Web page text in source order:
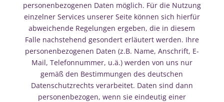
personenbezogenen Daten möglich. Für die Nutzung
einzelner Services unserer Seite können sich hierfür
abweichende Regelungen ergeben, die in diesem
Falle nachstehend gesondert erläutert werden. Ihre
personenbezogenen Daten (z.B. Name, Anschrift, E-
Mail, Telefonnummer, u.ä.) werden von uns nur
gemäß den Bestimmungen des deutschen
Datenschutzrechts verarbeitet. Daten sind dann
personenbezogen, wenn sie eindeutig einer